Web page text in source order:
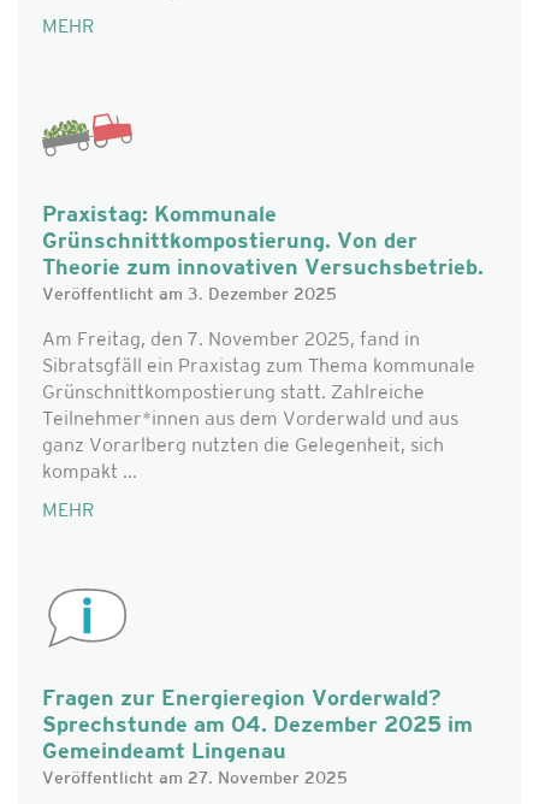
MEHR
Praxistag: Kommunale
Grünschnittkompostierung. Von der
Theorie zum innovativen Versuchsbetrieb.
Veröffentlicht am 3. Dezember 2025
Am Freitag, den 7. November 2025, fand in
Sibratsgfäll ein Praxistag zum Thema kommunale
Grünschnittkompostierung statt. Zahlreiche
Teilnehmer*innen aus dem Vorderwald und aus
ganz Vorarlberg nutzten die Gelegenheit, sich
kompakt ...
MEHR
Fragen zur Energieregion Vorderwald?
Sprechstunde am 04. Dezember 2025 im
Gemeindeamt Lingenau
Veröffentlicht am 27. November 2025